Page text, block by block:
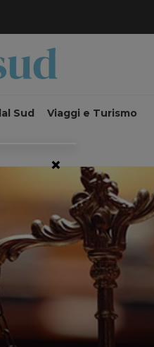
Sud Viaggi e Turismo
×